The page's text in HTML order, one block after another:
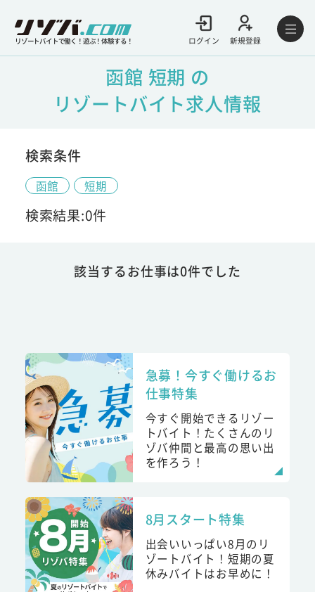
リゾートバイトで働く！遊ぶ！体験する！ ログイン 新規登録
函館 短期 の
リゾートバイト求人情報
検索条件
函館 短期
検索結果:0件
該当するお仕事は0件でした
急募！今すぐ働けるお
仕事特集
今すぐ開始できるリゾー
トバイト！たくさんのリ
ゾバ仲間と最高の思い出
を作ろう！
8月スタート特集
出会いいっぱい8月のリ
ゾートバイト！短期の夏
休みバイトはお早めに！